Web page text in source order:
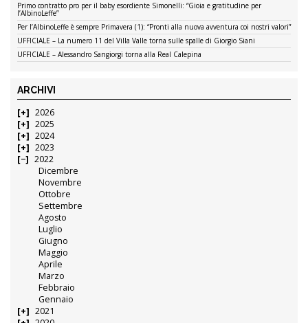
Primo contratto pro per il baby esordiente Simonelli: “Gioia e gratitudine per
l’AlbinoLeffe”
Per l’AlbinoLeffe è sempre Primavera (1): “Pronti alla nuova avventura coi nostri valori”
UFFICIALE – La numero 11 del Villa Valle torna sulle spalle di Giorgio Siani
UFFICIALE – Alessandro Sangiorgi torna alla Real Calepina
ARCHIVI
2026
2025
2024
2023
2022
Dicembre
Novembre
Ottobre
Settembre
Agosto
Luglio
Giugno
Maggio
Aprile
Marzo
Febbraio
Gennaio
2021